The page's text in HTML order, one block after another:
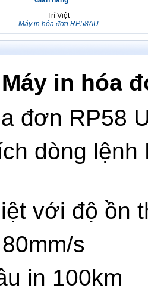
Trí Việt
Máy in hóa đơn RP58AU
in hóa
đơn RP58
dòng lệnh
với độ ồn
s
in 100km